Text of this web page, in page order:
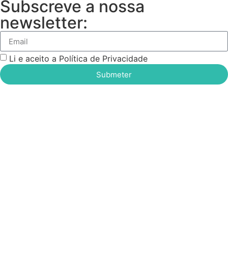
Subscreve a nossa
newsletter:
Li e aceito a Política de Privacidade
Submeter